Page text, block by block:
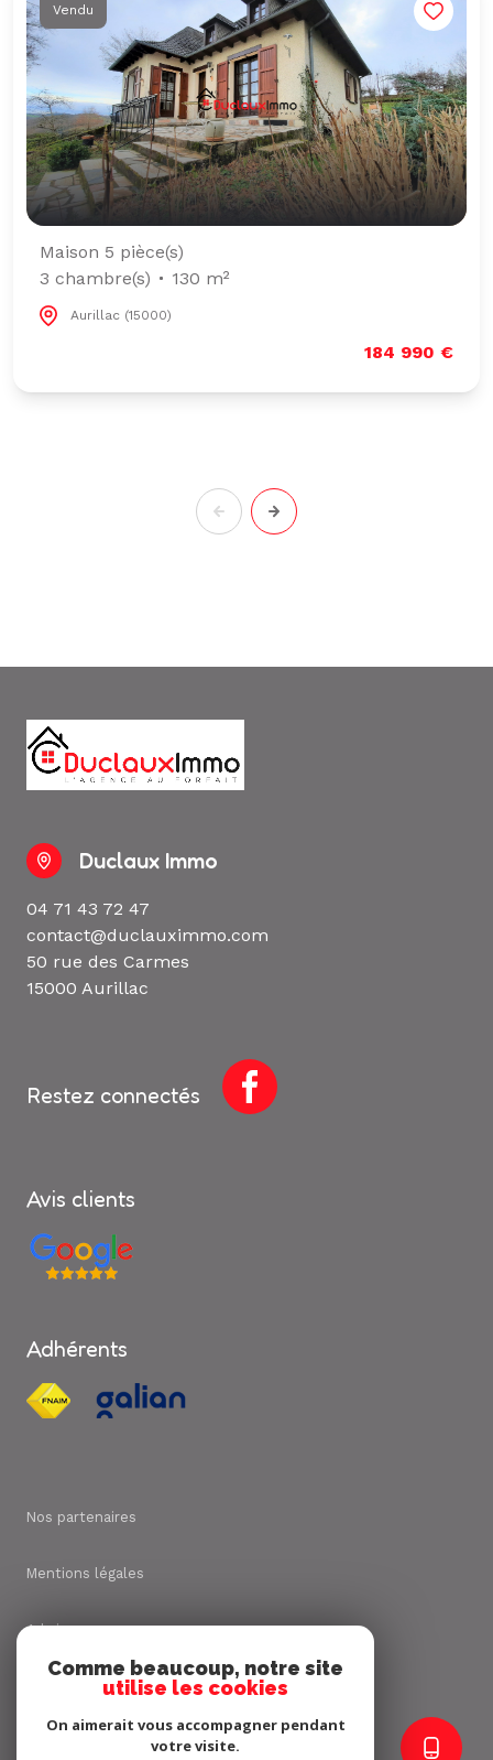
Vendu
Maison 5 pièce(s)
3 chambre(s)
130 m²
Aurillac (15000)
184 990 €
Duclaux Immo
04 71 43 72 47
contact@duclauximmo.com
50 rue des Carmes
15000 Aurillac
Restez connectés
Avis clients
Adhérents
Nos partenaires
Mentions légales
Admin
Nos honoraires
Comme beaucoup, notre site
utilise les cookies
On aimerait vous accompagner pendant
votre visite.